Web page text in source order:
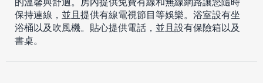
保持連線，並且提供有線電視節目等娛樂。浴室設有坐
浴桶以及吹風機。貼心提供電話，並且設有保險箱以及
書桌。